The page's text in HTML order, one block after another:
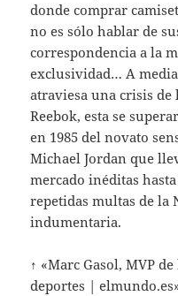
donde comprar
no es sólo hablar de
correspondencia a la
exclusividad… A
atraviesa una crisis
Reebok, esta se
en 1985 del novato
Michael Jordan que
mercado inéditas
repetidas multas de la
indumentaria.
↑ «Marc Gasol, MVP
deportes |